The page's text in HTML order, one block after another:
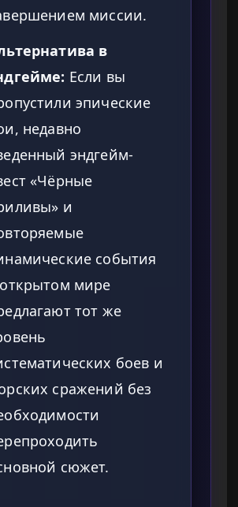
миссии.
в
Если вы
эпические
недавно
эндгейм-
«Чёрные
и
события
мире
тот же
боев и
сражений без
сюжет.